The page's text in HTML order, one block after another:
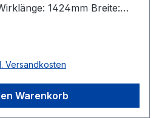
1424mm Breite:
ja
Versandkosten
Warenkorb